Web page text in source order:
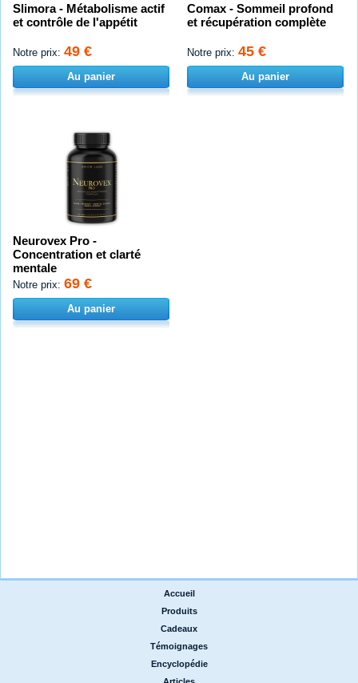
Slimora - Métabolisme actif
et contrôle de l'appétit
Notre prix: 49 €
Au panier
Comax - Sommeil profond
et récupération complète
Notre prix: 45 €
Au panier
Neurovex Pro -
Concentration et clarté
mentale
Notre prix: 69 €
Au panier
Accueil
Produits
Cadeaux
Témoignages
Encyclopédie
Articles